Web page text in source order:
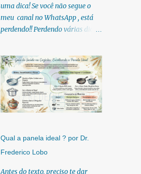
abr. 2012
11
jul. 2012 1
ago. 2012 2
set. 2012 17
out. 2012 3
Alimentos termogênicos
Alimentos que podem
uma dica! Se você não segue o
meu canal no WhatsApp , está
perdendo!! Perdendo várias dicas,
infográficos, o link para
download dos meus e-books.
Para acessar clique no link:
https://whatsapp.com/channel/0
029Vb6U4AqKgsNzkBhubA40
diretos e práticos sobre saúde,
baseadas em ciência de verdade,
Qual a panela ideal ? por Dr.
Frederico Lobo
Antes do texto, preciso te dar